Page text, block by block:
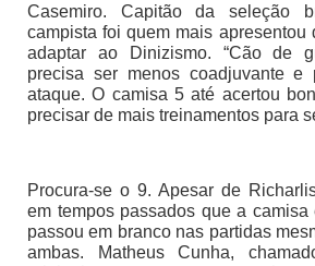
Casemiro. Capitão da seleção
campista foi quem mais apresentou
adaptar ao Dinizismo. “Cão de
precisa ser menos coadjuvante e
ataque. O camisa 5 até acertou
precisar de mais treinamentos para
Procura-se o 9. Apesar de
em tempos passados que a
passou em branco nas partidas
ambas. Matheus Cunha,